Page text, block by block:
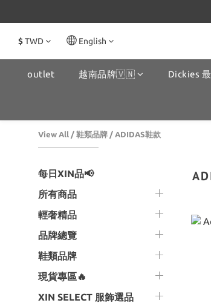
$TWD English
outlet 越南品牌🇻🇳 Dickies
View All / 鞋類品牌 / ADIDAS鞋款
每日XIN品📢
所有商品
輕奢精品
品牌總覽
鞋類品牌
現貨專區🔥
XIN SELECT 服飾選品